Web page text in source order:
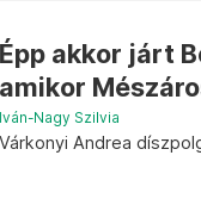
Épp akkor járt
amikor
Iván-Nagy Szilvia
Várkonyi Andrea